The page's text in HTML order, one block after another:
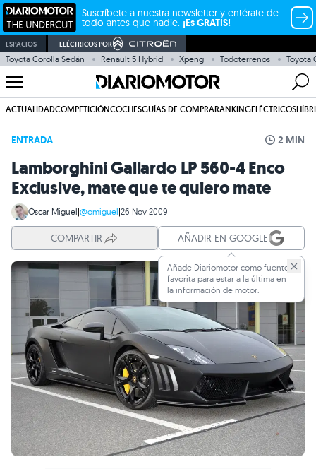
Suscríbete a nuestra newsletter y entérate de
todo antes que nadie. ¡Es GRATIS!
ESPACIOS ELÉCTRICOS POR
Toyota Corolla Sedán Renault 5 Hybrid Xpeng Todoterrenos Toyota
ACTUALIDADCOMPETICIÓNCOCHESGUÍAS DE COMPRARANKINGELÉCTRICOS
ENTRADA 2 MIN
Lamborghini Gallardo LP 560-4 Enco
Exclusive, mate que te quiero mate
Óscar Miguel|@omiguel|26 Nov 2009
COMPARTIR AÑADIR EN GOOGLE
Añade Diariomotor como fuente
favorita para estar a la última en
la información de motor.